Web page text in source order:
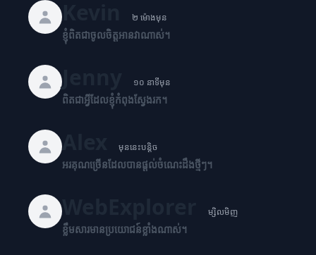
២ ម៉ោងមុន
ខ្ញុំពិតជាចូលចិត្តអានវាណាស់។
១០ នាទីមុន
ពិតជាអ្វីដែលខ្ញុំកំពុងស្វែងរក។
មុននេះបន្តិច
អរគុណច្រើនដែលបានផ្តល់ចំណេះដឹងថ្មីៗ។
ម្សិលមិញ
ខ្លឹមសារមានប្រយោជន៍ខ្លាំងណាស់។